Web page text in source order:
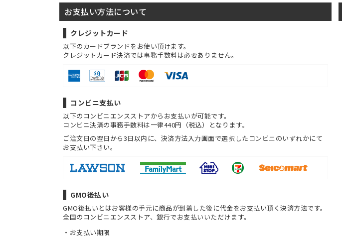
お支払い方法について
クレジットカード
以下のカードブランドをお使い頂けます。
クレジットカード決済では事務手数料は必要ありません。
コンビニ支払い
以下のコンビニエンスストアからお支払いが可能です。
コンビニ決済の事務手数料は一律440円（税込）となります。
ご注文日の翌日から3日以内に、決済方法入力画面で選択したコンビニのいずれかにて
お支払い下さい。
GMO後払い
GMO後払いとはお客様の手元に商品が到着した後に代金をお支払い頂く決済方法です。
全国のコンビニエンスストア、銀行でお支払いいただけます。
お支払い期限